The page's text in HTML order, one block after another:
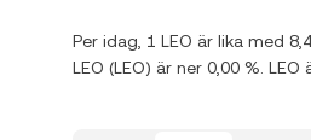
Per idag, 1 LEO är lika med
LEO (LEO) är ner 0,00 %.